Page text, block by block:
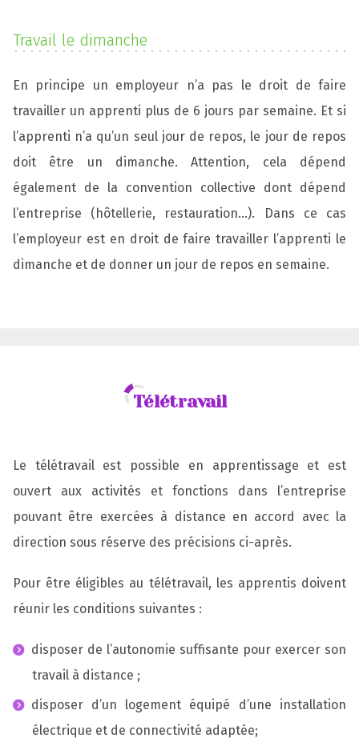
Travail le dimanche
En principe un employeur n’a pas le droit de faire
travailler un apprenti plus de 6 jours par semaine. Et si
l’apprenti n’a qu’un seul jour de repos, le jour de repos
doit être un dimanche. Attention, cela dépend
également de la convention collective dont dépend
l’entreprise (hôtellerie, restauration…). Dans ce cas
l’employeur est en droit de faire travailler l’apprenti le
dimanche et de donner un jour de repos en semaine.
Télétravail
Le télétravail est possible en apprentissage et est
ouvert aux activités et fonctions dans l’entreprise
pouvant être exercées à distance en accord avec la
direction sous réserve des précisions ci-après.
Pour être éligibles au télétravail, les apprentis doivent
réunir les conditions suivantes :
disposer de l’autonomie suffisante pour exercer son
travail à distance ;
disposer d’un logement équipé d’une installation
électrique et de connectivité adaptée;